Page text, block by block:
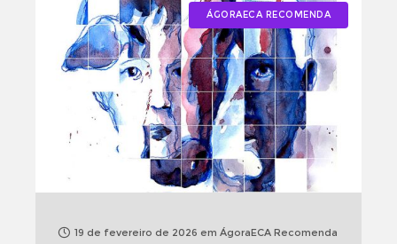
ÁGORAECA RECOMENDA
19 de fevereiro de 2026 em ÁgoraECA Recomenda